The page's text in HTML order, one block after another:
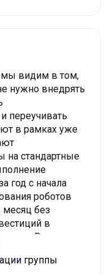
мы видим в том,
нужно внедрять
переучивать
в рамках уже
на стандартные
год с начала
роботов
без
в
В планах
группы